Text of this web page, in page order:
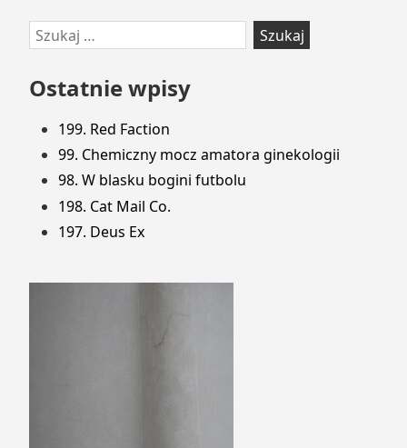
Przejdź
do
stopki
Szukaj:
Ostatnie wpisy
199. Red Faction
99. Chemiczny mocz amatora ginekologii
98. W blasku bogini futbolu
198. Cat Mail Co.
197. Deus Ex